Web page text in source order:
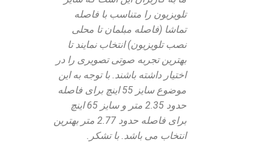
تلویزیون را متناسب با فاصله
تماشا (فاصله مبلمان تا محلی
نصب تلویزیون) انتخاب نمایند تا
بهترین تجربه صوتی تصویری را در
اختیار داشته باشند. با توجه به این
موضوع سایز 55 اینچ برای فاصله
حدود 2.35 متر و سایز 65 اینچ
برای فاصله حدود 2.77 متر بهترین
انتخاب می باشد. با تشکر.